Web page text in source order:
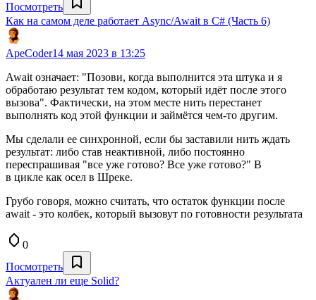
Посмотреть
Как на самом деле работает Async/Await в C# (Часть 6)
ApeCoder14 мая 2023 в 13:25
Await означает: "Позови, когда выполнится эта штука и я
обработаю результат тем кодом, который идёт после этого
вызова". Фактически, на этом месте нить перестанет
выполнять код этой функции и займётся чем-то другим.
Мы сделали ее синхронной, если бы заставили нить ждать
результат: либо став неактивной, либо постоянно
переспрашивая "все уже готово? Все уже готово?" В
в цикле как осел в Шреке.
Грубо говоря, можно считать, что остаток функции после
await - это колбек, который вызовут по готовности результата
0
Посмотреть
Актуален ли еще Solid?